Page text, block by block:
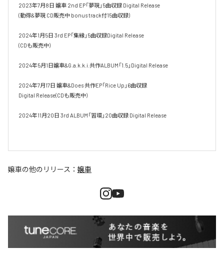
2023年7月8日 嬢車 2nd EP「夢現」5曲収録 Digital Release
(動得&夢現 CD販売中 bonus track付15曲収録)
2024年1月5日 3rd EP「集縁」5曲収録Digital Release
(CDも販売中)
2024年5月1日嬢車&G.a.k.k.i.共作ALBUM「1.5」Digital Release
2024年7月17日 嬢車&Does 共作EP「Rice Up」6曲収録
Digital Release(CDも販売中)
2024年11月20日 3rd ALBUM「習環」20曲収録 Digital Release
嬢車の他のリリース： 嬢車